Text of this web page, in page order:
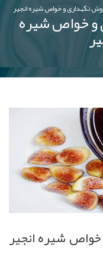
و خواص شیره
شیره انجیر